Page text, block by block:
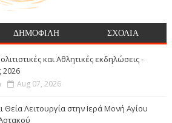
ΔΗΜΟΦΙΛΗ ΣΧΟΛΙΑ
και Αθλητικές εκδηλώσεις -
2026
Aug 07, 2026
Θεία Λειτουργία στην Ιερά Μονή Αγίου